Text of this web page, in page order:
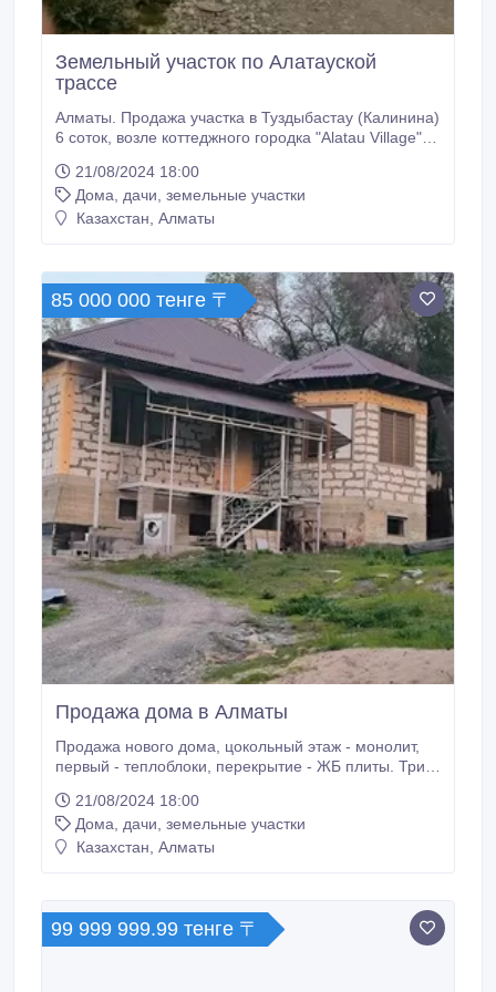
Земельный участок по Алатауской
трассе
Алматы. Продажа участка в Туздыбастау (Калинина)
6 соток, возле коттеджного городка "Alatau Village"
коммуникации, соседи построились с трех сторон
участка. Улица тихая, не сквозная. Район вводится в
границы города Алматы..
21/08/2024 18:00
Дома, дачи, земельные участки
Казахстан, Алматы
85 000 000 тенге 〒
Продажа дома в Алматы
Продажа нового дома, цокольный этаж - монолит,
первый - теплоблоки, перекрытие - ЖБ плиты. Три
помещение в цоколе. Также в цоколе
запланировано помещение для сауны и комнаты
отдыха. Предгорье, чистый воздух, вид на город.
21/08/2024 18:00
Дома, дачи, земельные участки
Казахстан, Алматы
99 999 999.99 тенге 〒